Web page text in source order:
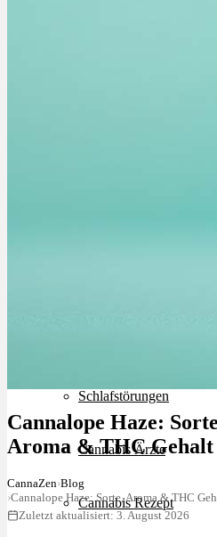
Schlafstörungen
Cannabis Ärzte
Cannabis Rezept
Cannalope Haze:
Aroma & THC Gehalt
CannaZen›Blog
›Cannalope Haze: Sorte, Aroma & THC
Zuletzt aktualisiert: 3. August 2026